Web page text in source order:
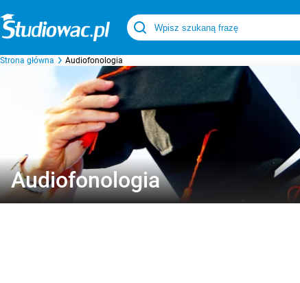
Strona główna Audiofonologia
Audiofonologia